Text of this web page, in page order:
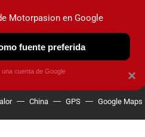
OBSERVATORIO
China GPS Google Maps
×
Motorpasion en Google
fuente preferida
cuenta de Google